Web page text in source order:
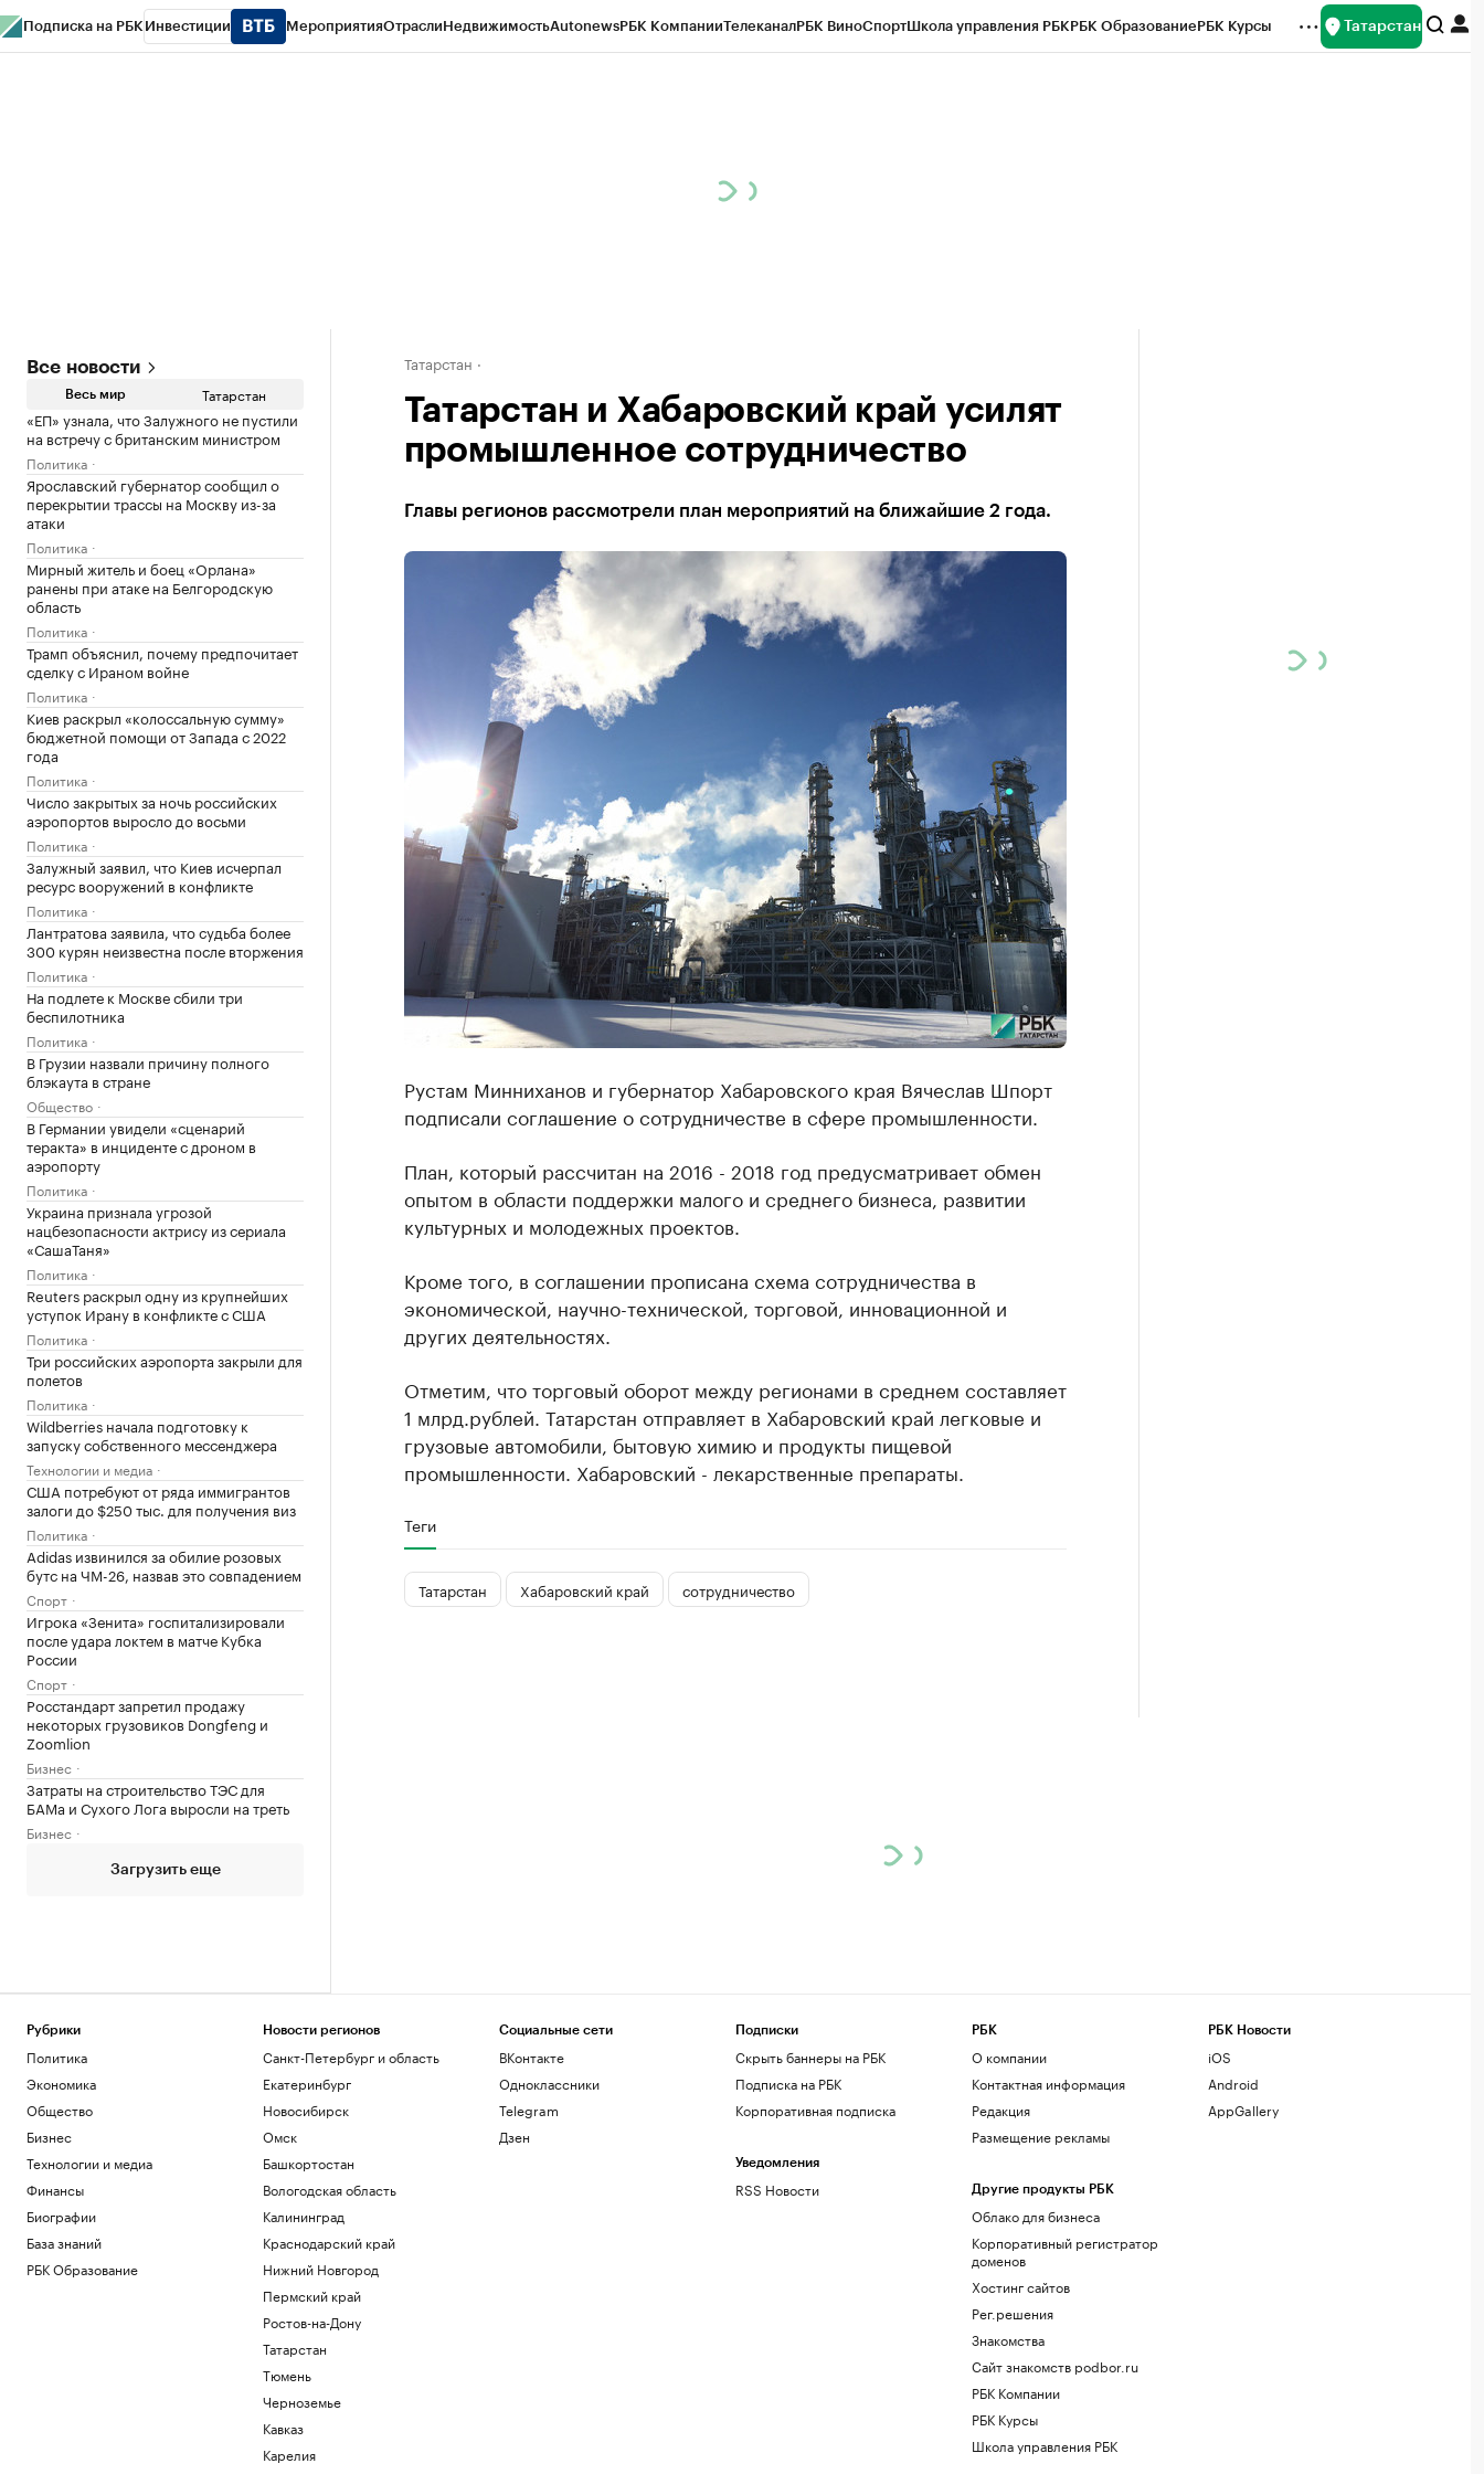
Подписка на РБК Инвестиции МероприятияОтраслиНедвижимостьAutonewsРБК КомпанииТелеканалРБК ВиноСпортШкола управления РБКРБК ОбразованиеРБК Курсы Татарстан
Все новости
Весь мир Татарстан
«ЕП» узнала, что Залужного не пустили
на встречу с британским министром
Политика
Ярославский губернатор сообщил о
перекрытии трассы на Москву из-за
атаки
Политика
Мирный житель и боец «Орлана»
ранены при атаке на Белгородскую
область
Политика
Трамп объяснил, почему предпочитает
сделку с Ираном войне
Политика
Киев раскрыл «колоссальную сумму»
бюджетной помощи от Запада с 2022
года
Политика
Число закрытых за ночь российских
аэропортов выросло до восьми
Политика
Залужный заявил, что Киев исчерпал
ресурс вооружений в конфликте
Политика
Лантратова заявила, что судьба более
300 курян неизвестна после вторжения
Политика
На подлете к Москве сбили три
беспилотника
Политика
В Грузии назвали причину полного
блэкаута в стране
Общество
В Германии увидели «сценарий
теракта» в инциденте с дроном в
аэропорту
Политика
Украина признала угрозой
нацбезопасности актрису из сериала
«СашаТаня»
Политика
Reuters раскрыл одну из крупнейших
уступок Ирану в конфликте с США
Политика
Три российских аэропорта закрыли для
полетов
Политика
Wildberries начала подготовку к
запуску собственного мессенджера
Технологии и медиа
США потребуют от ряда иммигрантов
залоги до $250 тыс. для получения виз
Политика
Adidas извинился за обилие розовых
бутс на ЧМ-26, назвав это совпадением
Спорт
Игрока «Зенита» госпитализировали
после удара локтем в матче Кубка
России
Спорт
Росстандарт запретил продажу
некоторых грузовиков Dongfeng и
Zoomlion
Бизнес
Затраты на строительство ТЭС для
БАМа и Сухого Лога выросли на треть
Бизнес
Загрузить еще
Татарстан
Татарстан и Хабаровский край усилят
промышленное сотрудничество
Главы регионов рассмотрели план мероприятий на ближайшие 2 года.
Рустам Минниханов и губернатор Хабаровского края Вячеслав Шпорт
подписали соглашение о сотрудничестве в сфере промышленности.
План, который рассчитан на 2016 - 2018 год предусматривает обмен
опытом в области поддержки малого и среднего бизнеса, развитии
культурных и молодежных проектов.
Кроме того, в соглашении прописана схема сотрудничества в
экономической, научно-технической, торговой, инновационной и
других деятельностях.
Отметим, что торговый оборот между регионами в среднем составляет
1 млрд.рублей. Татарстан отправляет в Хабаровский край легковые и
грузовые автомобили, бытовую химию и продукты пищевой
промышленности. Хабаровский - лекарственные препараты.
Теги
Татарстан Хабаровский край сотрудничество
Рубрики
Политика
Экономика
Общество
Бизнес
Технологии и медиа
Финансы
Биографии
База знаний
РБК Образование
Новости регионов
Санкт-Петербург и область
Екатеринбург
Новосибирск
Омск
Башкортостан
Вологодская область
Калининград
Краснодарский край
Нижний Новгород
Пермский край
Ростов-на-Дону
Татарстан
Тюмень
Черноземье
Кавказ
Карелия
Социальные сети
ВКонтакте
Одноклассники
Telegram
Дзен
Подписки
Скрыть баннеры на РБК
Подписка на РБК
Корпоративная подписка
Уведомления
RSS Новости
РБК
О компании
Контактная информация
Редакция
Размещение рекламы
Другие продукты РБК
Облако для бизнеса
Корпоративный регистратор
доменов
Хостинг сайтов
Рег.решения
Знакомства
Сайт знакомств podbor.ru
РБК Компании
РБК Курсы
Школа управления РБК
РБК Новости
iOS
Android
AppGallery